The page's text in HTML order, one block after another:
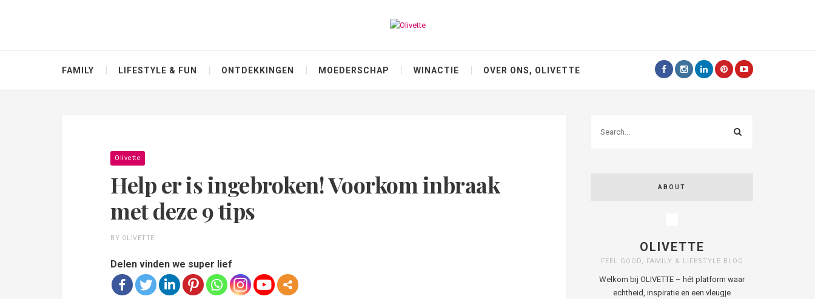
FAMILY LIFESTYLE & FUN ONTDEKKINGEN MOEDERSCHAP WINACTIE OVER ONS, OLIVETTE
Olivette
Help er is ingebroken! Voorkom inbraak
met deze 9 tips
BY OLIVETTE
Delen vinden we super lief
ABOUT
OLIVETTE
FEEL GOOD, FAMILY & LIFESTYLE BLOG
Welkom bij OLIVETTE – hét platform waar
echtheid, inspiratie en een vleugje